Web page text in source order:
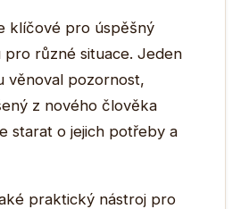
klíčové pro úspěšný
různé situace. Jeden
věnoval pozornost,
z nového člověka
starat o jejich potřeby a
praktický nástroj pro